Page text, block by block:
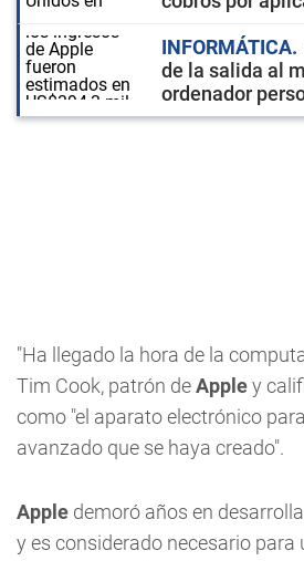
INFORMÁTICA
de la salida al
ordenador
"Ha llegado la hora de la
Tim Cook, patrón deAppley
como "el aparato electrónico
avanzado que se haya creado".
Apple demoró años en
y es considerado necesario para